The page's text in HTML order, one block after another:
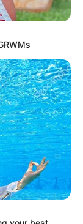
um
a filha.
que tirou
mulher
ouviu
ouviu a